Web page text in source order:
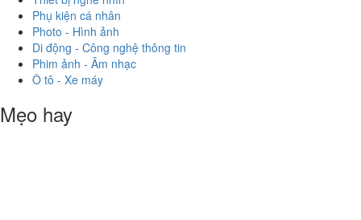
Phụ kiện cá nhân
Photo - Hình ảnh
Di động - Công nghệ thông tin
Phim ảnh - Âm nhạc
Ô tô - Xe máy
Mẹo hay